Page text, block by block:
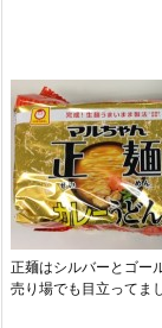
正麺はシルバーとゴー
売り場でも目立ってま